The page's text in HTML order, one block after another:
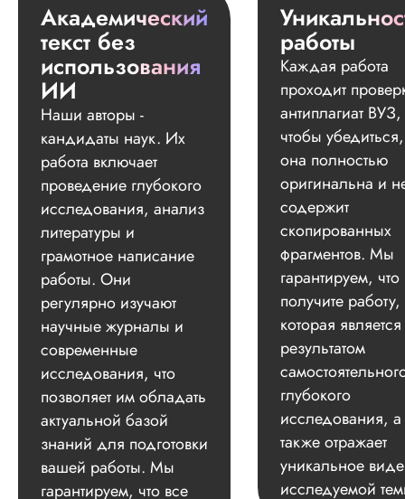
Академический
текст без
использования
ИИ
Наши авторы -
кандидаты наук. Их
работа включает
проведение глубокого
исследования, анализ
литературы и
грамотное написание
работы. Они
регулярно изучают
научные журналы и
современные
исследования, что
позволяет им обладать
актуальной базой
знаний для подготовки
вашей работы. Мы
гарантируем, что все
работы
Каждая работа
проходит
антиплагиат ВУЗ,
чтобы
она полностью
оригинальна и
содержит
скопированных
фрагментов. Мы
гарантируем,
получите работу,
которая является
результатом
глубокого
исследования, а
также отражает
уникальное
исследуемой